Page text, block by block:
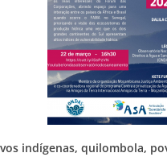
indígenas, quilombola,